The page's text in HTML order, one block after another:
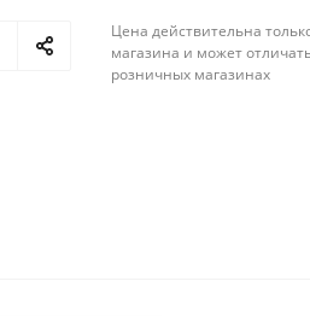
Цена действительна
магазина и может
розничных магазинах